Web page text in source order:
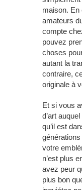
maison. En
amateurs
compte
pouvez
choses
autant la
contraire,
originale à
Et si vous
d’art
qu’il est
votre
n’est plus
avez peur
plus bon